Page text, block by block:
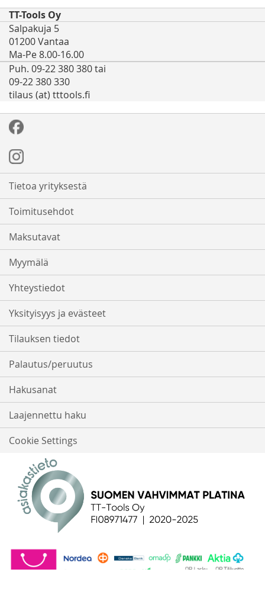
TT-Tools Oy
Salpakuja 5
01200 Vantaa
Ma-Pe 8.00-16.00
Puh. 09-22 380 380 tai
09-22 380 330
tilaus (at) tttools.fi
Tietoa yrityksestä
Toimitusehdot
Maksutavat
Myymälä
Yhteystiedot
Yksityisyys ja evästeet
Tilauksen tiedot
Palautus/peruutus
Hakusanat
Laajennettu haku
Cookie Settings